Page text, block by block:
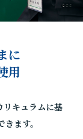
に
用
リキュラムに基
ます。